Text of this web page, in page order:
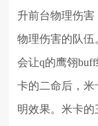
升前台物理伤
物理伤害的队伍
会让q的鹰翎
卡的二命后，米
明效果。米卡